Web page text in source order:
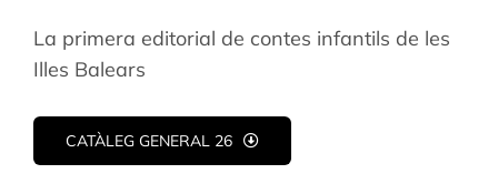
La primera editorial de contes infantils de les
Illes Balears
CATÀLEG GENERAL 26